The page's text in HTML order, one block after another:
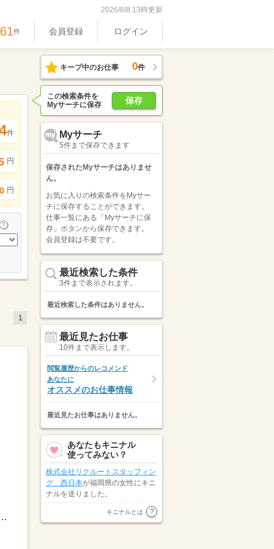
2026/8/8 13時更新
件 会員登録 ログイン
件
円
円
1
：00～16：00日勤／08：30～17：30 09：00～18...
キープ中のお仕事 0件
保存
この検索条件を
Myサーチに保存
Myサーチ
5件まで保存できます
保存されたMyサーチはありませ
ん。
お気に入りの検索条件をMyサー
チに保存することができます。
仕事一覧にある「Myサーチに保
存」ボタンから保存できます。
会員登録は不要です。
最近検索した条件
3件まで表示されます。
最近検索した条件はありません。
最近見たお仕事
10件まで表示します。
閲覧履歴からのレコメンド
あなたに
オススメのお仕事情報
最近見たお仕事はありません。
あなたもキニナル
使ってみない？
株式会社リクルートスタッフィン
グ 西日本が福岡県の女性にキニ
ナルを送りました。
キャリアリンク株
式会社（東証プライム市場）にキ
キニナルとは